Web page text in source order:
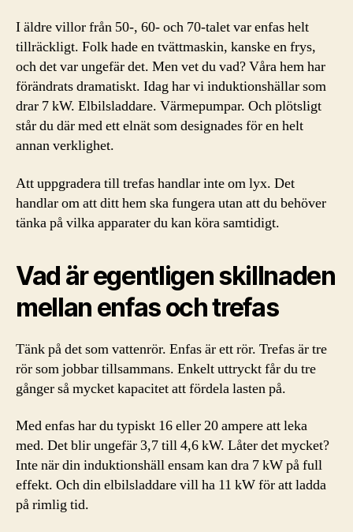
I äldre villor från 50-, 60- och 70-talet var enfas helt
tillräckligt. Folk hade en tvättmaskin, kanske en frys,
och det var ungefär det. Men vet du vad? Våra hem har
förändrats dramatiskt. Idag har vi induktionshällar som
drar 7 kW. Elbilsladdare. Värmepumpar. Och plötsligt
står du där med ett elnät som designades för en helt
annan verklighet.
Att uppgradera till trefas handlar inte om lyx. Det
handlar om att ditt hem ska fungera utan att du behöver
tänka på vilka apparater du kan köra samtidigt.
Vad är egentligen skillnaden
mellan enfas och trefas
Tänk på det som vattenrör. Enfas är ett rör. Trefas är tre
rör som jobbar tillsammans. Enkelt uttryckt får du tre
gånger så mycket kapacitet att fördela lasten på.
Med enfas har du typiskt 16 eller 20 ampere att leka
med. Det blir ungefär 3,7 till 4,6 kW. Låter det mycket?
Inte när din induktionshäll ensam kan dra 7 kW på full
effekt. Och din elbilsladdare vill ha 11 kW för att ladda
på rimlig tid.